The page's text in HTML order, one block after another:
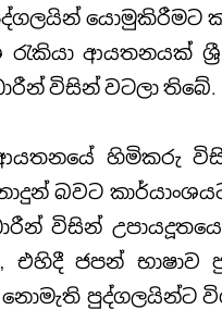
පුද්ගලයින්
ආයතනයක්
විසින් වටලා තිබේ.
හිමිකරු
බවට
විසින්
එහිදී ජපන්
පුද්ගලයින්ට